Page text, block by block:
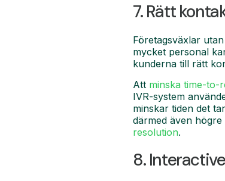
7. Rätt
Företagsväxlar
mycket personal
kunderna till rätt
Att minska time-to-
IVR-system
minskar tiden det
därmed även
resolution.
8.